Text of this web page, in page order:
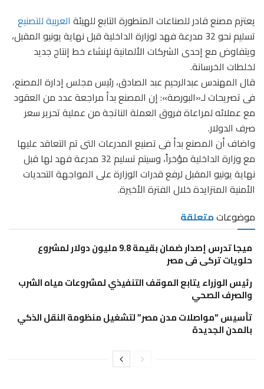
يعتزم مصنع قادر للصناعات المتطورة التابع للهيئة العربية للتصنيع
تسليم نحو 32 مدرعة فهد لوزارة الداخلية قبل نهاية يونيو المقبل،
ويتفاوض مع إحدى الشركات الألمانية لإنشاء خط إنتاج جديد
لخلطات الخرسانة.
قال المهندس عبدالرحيم عبد الصادق، رئيس مجلس إدارة المصنع،
فى تصريحات لـ«البورصة»: إن المصنع بدأ مراجعة عدد من العقود
مع عملائه لمراعاة فروق العملة الناتجة من عملية تحرير سعر
صرف الدولار.
واضاف أن المصنع بدأ فى تصنيع المدرعات التى تم التعاقد عليها
مع وزارة الداخلية مؤخراً، وسيتم تسليم 32 مدرعة فهد لها قبل
نهاية يونيو المقبل لرفع قدرات الوزارة على المواجهة التحديات
الأمنية المتزايدة خلال الفترة الأخيرة.
موضوعاتمتعلقة
ميجا تدرس إصدار ضمان بقيمة 9.8 مليون دولار لمشروع
حلويات تركى فى مصر
رئيس الوزراء يتابع الموقف التنفيذي لمشروعات مياه الشرب
والصرف الصحي
تأسيس “مواصلات مدن مصر” لتشغيل منظومة النقل الذكي
بالمدن الجديدة